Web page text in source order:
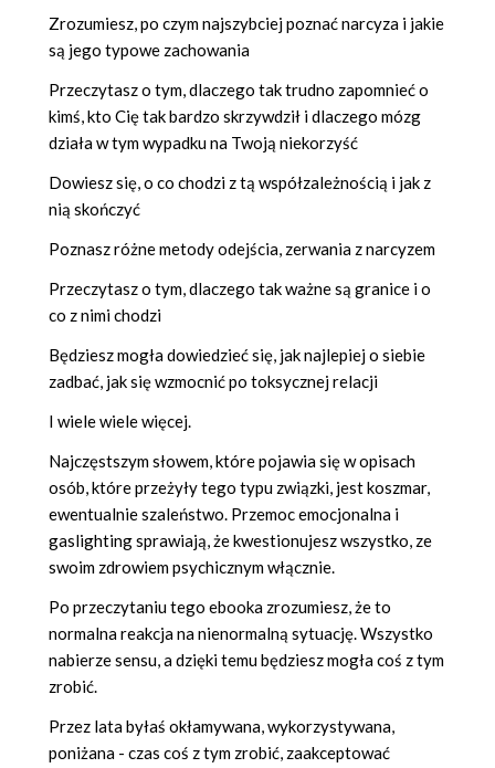
Zrozumiesz, po czym najszybciej poznać narcyza i jakie
są jego typowe zachowania
Przeczytasz o tym, dlaczego tak trudno zapomnieć o
kimś, kto Cię tak bardzo skrzywdził i dlaczego mózg
działa w tym wypadku na Twoją niekorzyść
Dowiesz się, o co chodzi z tą współzależnością i jak z
nią skończyć
Poznasz różne metody odejścia, zerwania z narcyzem
Przeczytasz o tym, dlaczego tak ważne są granice i o
co z nimi chodzi
Będziesz mogła dowiedzieć się, jak najlepiej o siebie
zadbać, jak się wzmocnić po toksycznej relacji
I wiele wiele więcej.
Najczęstszym słowem, które pojawia się w opisach
osób, które przeżyły tego typu związki, jest koszmar,
ewentualnie szaleństwo. Przemoc emocjonalna i
gaslighting sprawiają, że kwestionujesz wszystko, ze
swoim zdrowiem psychicznym włącznie.
Po przeczytaniu tego ebooka zrozumiesz, że to
normalna reakcja na nienormalną sytuację. Wszystko
nabierze sensu, a dzięki temu będziesz mogła coś z tym
zrobić.
Przez lata byłaś okłamywana, wykorzystywana,
poniżana - czas coś z tym zrobić, zaakceptować